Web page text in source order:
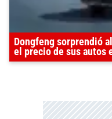
Dongfeng sorprendió
el precio de sus autos